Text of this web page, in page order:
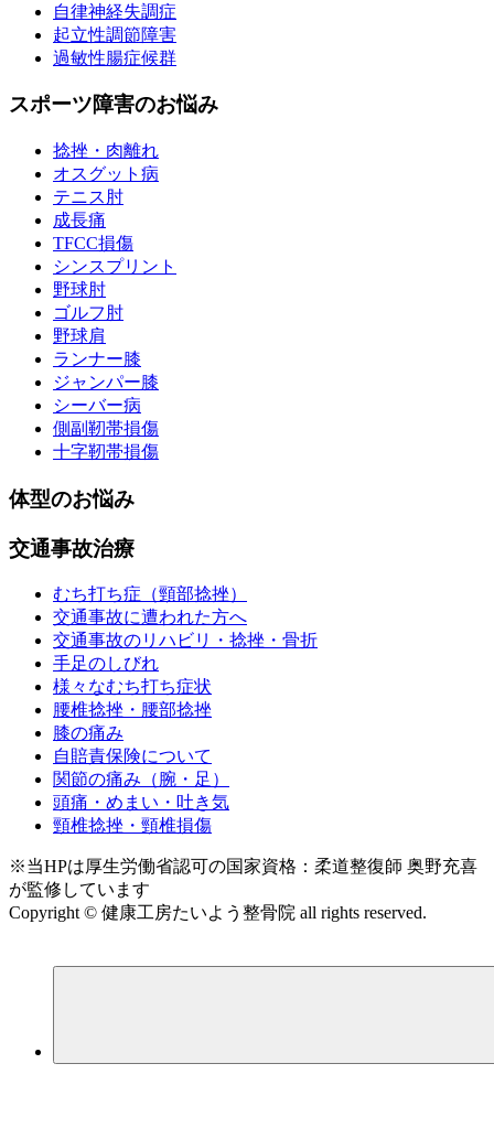
自律神経失調症
起立性調節障害
過敏性腸症候群
スポーツ障害のお悩み
捻挫・肉離れ
オスグット病
テニス肘
成長痛
TFCC損傷
シンスプリント
野球肘
ゴルフ肘
野球肩
ランナー膝
ジャンパー膝
シーバー病
側副靭帯損傷
十字靭帯損傷
体型のお悩み
交通事故治療
むち打ち症（頸部捻挫）
交通事故に遭われた方へ
交通事故のリハビリ・捻挫・骨折
手足のしびれ
様々なむち打ち症状
腰椎捻挫・腰部捻挫
膝の痛み
自賠責保険について
関節の痛み（腕・足）
頭痛・めまい・吐き気
頸椎捻挫・頸椎損傷
※当HPは厚生労働省認可の国家資格：柔道整復師 奥野充喜
が監修しています
Copyright © 健康工房たいよう整骨院 all rights reserved.